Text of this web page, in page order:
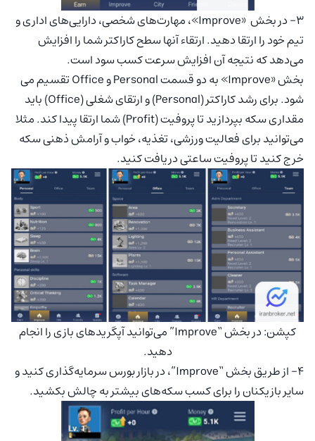
۳- در بخش «Improve»، مهارت‌های شخصی، دارایی‌های اداری و
تیم خود را ارتقا دهید. ارتقاء آنها سطح کاراکتر شما را افزایش
می‌دهد که نتیجه آن افزایش سرعت کسب سود است.
بخش «Improve» به دو قسمت Personal و Office تقسیم می
شود. برای رشد کاراکتر (Personal) و ارتقای شغلی (Office) باید
مقداری سکه بپردازید تا پروفیت (Profit) شما ارتقا پیدا کند. مثلا
می‌توانید برای فعالیت ورزشی، تغذیه، خواب و آرامش ذهنی سکه
خرج کنید تا پروفیت ساعتی دریافت کنید.
کپشن: در بخش “Improve” می‌توانید آپگرید‌های بازی را انجام
دهید.
4- از طریق بخش “Improve”، در بازار بورس سرمایه‌گذاری کنید و
سایر بازیکنان را برای کسب سکه‌های بیشتر به چالش بکشید.